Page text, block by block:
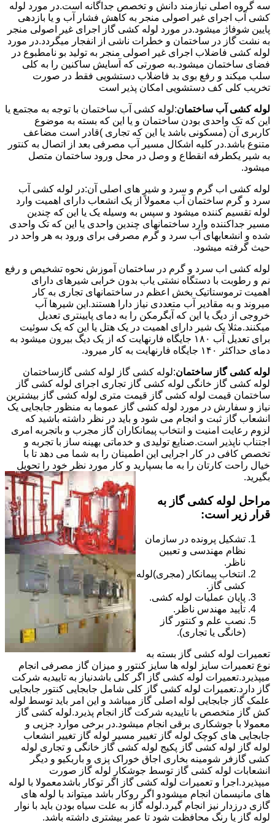
سه گروه اصلی نیازمند دانش و تخصص جداگانه است.در مورد لوله
کشی آب اجرای غیر اصولی منجر به کاهش فشار آب و یا بازدهی
پایین شوفاژ میشود.در مورد لوله کشی گاز اجرای غیر اصولی منجر
به نشت گاز در ساختمان و خطرات ناشی از انفجار میگردد.در مورد
لوله کشی فاضلاب اجرای غیر اصولی منجر به تولید بو نامطبوع در
فضای ساختمان میشود.به صورتی که آسایش ساکنین را به کلی
سلب میکند و رفع بوی بد فاضلاب دستشویی فقط در صورت
تخریب کلی کف دستشویی امکان پذیر است
لوله کشی آب ساختمان:لوله کشی آب ساختمان با توجه به مجتمع یا
این که تک واحدی بودن ساختمان و یا این که بسته به موضوع
کاربری آن (مسکونی باشد یا این که تجاری )قادر است مضاعف
متنوع باشد.در کلیه اشکال مسیر آب مصرفی بعد از اتصال به کنتور
به شیر یکطرفه انقطاع و وصل در محل ورود ساختمان متصل
میشود.
لوله کشی اب گرم و سرد و شیر های اصلی آن:در لوله کشی آب
سرد و گرم ساختمان آب معمولاً از یک انشعاب دارای اهمیت وارد
لوله تقسیم کننده میشود و سپس به وسیله یک یا این که چندین
مسیر جداکننده وارد ساختمانهای چندین واحدی یا این که تک واحدی
شده و انشعابهای آب سرد و گرم مصرفی برای ورود به هر واحد در
حیث گرفته میشود.
لوله کشی اب سرد و گرم در ساختمان آموزش نحوه تشخیص و رفع
نم و رطوبت با دستگاه نشتی یاب بدون خرابی شیرهای دارای
اهمیت ترموستاتیک بخش اعظم در ساختمانهای تجاری به کار
میروند و به مقادیر آب متعددی نیاز دارا هستند.این شیرها آب
خروجی از دیگ یا این که آبگرمکن را به دمای پایینتری تعدیل
میکنند.مثلا یک شیر دارای اهمیت در یک هتل یا این که یک سوئیت
برای تعدیل آب ۱۸۰ جایگاه فارنهایت که از یک دیگ بیرون میشود به
دمای حداکثر ۱۴۰ جایگاه فارنهایت به کار میرود.
لوله کشی گاز ساختمان:لوله کشی گاز لوله کشی گازساختمان
لوله کشی گاز خانگی لوله کشی گاز تجاری اجرای لوله کشی گاز
ساختمان قیمت لوله کشی گاز قیمت متری لوله کشی گاز بیشترین
نیاز و سفارش در مورد لوله کشی گاز عموما به منظور جابجایی یک
انشعاب گاز ثبت و انجام می شود و باید در نظر داشته باشید که
لزوم رعایت امنیت و انتخاب پیمانکاران گاز مجرب و باتجربه امری
اجتناب ناپذیر است.صنایع تولیدی و خدماتی بهینه ساز با تجربه و
تخصص کافی در کار اجرایی این اطمینان را به شما می دهد تا با
خیال راحت کارتان را به ما بسپارید و کار مورد نظر خود را تحویل
بگیرید.
مراحل لوله کشی گاز به
قرار زیر است:
تشکیل پرونده در سازمان
نظام مهندسی و تعیین
ناظر.
انتخاب پیمانکار (مجری)لوله
کشی گاز.
پایان عملیات لوله کشی.
تأیید مهندس ناظر.
نصب علم و کنتور گاز
(خانگی یا تجاری).
تعمیرات لوله کشی گاز بسته به
نوع تعمیرات سایز لوله ها سایز کنتور و میزان گاز مصرفی انجام
میپذیرد.تعمیرات لوله کشی گاز اگر کلی باشدنیاز به تاییدیه شرکت
گاز دارد.تعمیرات لوله کشی گاز کلی شامل جابجایی کنتور جابجایی
علمک گاز جابجایی لوله اصلی گاز میباشد و این امر باید توسط لوله
کش گاز متخصص با تاییدیه شرکت گاز انجام پذیرد.لوله کشی گاز
معمولا با جوشکاری برقی انجام میشود.در برخی موارد جزیی و
جابجایی های کوچک لوله گاز تغییر مسیر لوله گاز تغییر انشعاب
لوله گاز لوله کشی گاز پکیج لوله کشی گاز خانگی و تجاری لوله
کشی گازفر شومینه بخاری اجاق خوراک پزی و باربکیو و دیگر
انشعابات لوله کشی گاز توسط جوشکار لوله گاز صورت
میپذیرد.اجرا و تعمیرات لوله کشی گاز اگر توکار باشدمعمولا با لوله
های مانیسمان انجام میشودو اگر روکار باشد میتواند با لوله های
گازی درزدار نیز انجام گیرد.لوله گاز به علت سیاه بودن باید با نوار
لوله گاز یا رنگ محافظت شود تا عمر بیشتری داشته باشد.